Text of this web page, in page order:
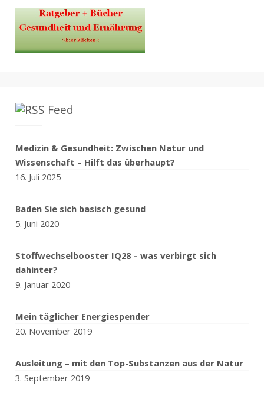
Feed
Medizin & Gesundheit: Zwischen Natur und
Wissenschaft – Hilft das überhaupt?
16. Juli 2025
Baden Sie sich basisch gesund
5. Juni 2020
Stoffwechselbooster IQ28 – was verbirgt sich
dahinter?
9. Januar 2020
Mein täglicher Energiespender
20. November 2019
Ausleitung – mit den Top-Substanzen aus der Natur
3. September 2019